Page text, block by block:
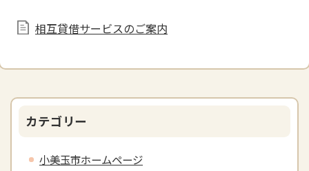
相互貸借サービスのご案内
カテゴリー
小美玉市ホームページ